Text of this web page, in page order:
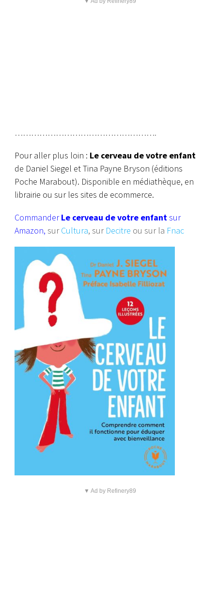
…………………………………………….
Pour aller plus loin : Le cerveau de votre enfant
de Daniel Siegel et Tina Payne Bryson (éditions
Poche Marabout). Disponible en médiathèque, en
librairie ou sur les sites de ecommerce.
CommanderLe cerveau de votre enfantsur
Amazon, surCultura, sur Decitre ou sur la Fnac
▼ Ad by Refinery89